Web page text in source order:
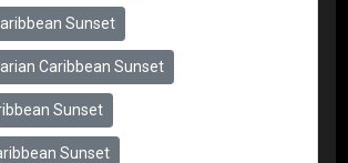
Sunset
Caribbean Sunset
Sunset
Sunset